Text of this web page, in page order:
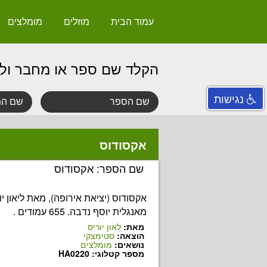
עמוד הבית מוזלים מומלצים
הקלד שם ספר או מחבר
אקסודוס
שם הספר: אקסודוס
אקסודוס (יציאת אירופה), מאת ליאון
מאנגלית יוסף נדבה. 655 עמודים .
מאת: לאון יוריס
הוצאה: סטימצקי
נושאים: מומלצים
מספר קטלוגי: HA0220
נגישות